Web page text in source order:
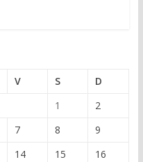
V S
D
1
2
7 8
9
14 15
16